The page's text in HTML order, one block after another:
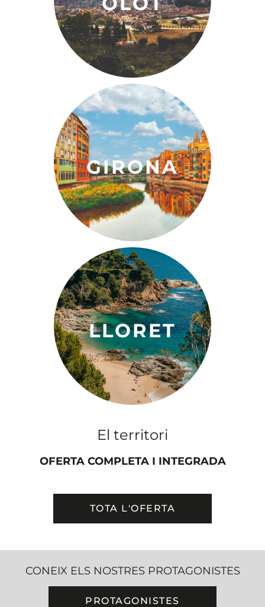
DESCOBREIX
GIRONA
DESCOBREIX
LLORET
El territori
OFERTA COMPLETA I INTEGRADA
TOTA L'OFERTA
CONEIX ELS NOSTRES PROTAGONISTES
PROTAGONISTES